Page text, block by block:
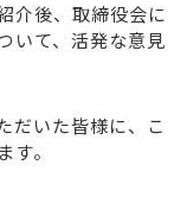
介後、取締役会に
いて、活発な意見
だいた皆様に、こ
。